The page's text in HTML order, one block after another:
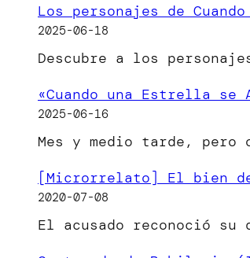
Los personajes de
2025-06-18
Descubre a los
«Cuando una Estrella
2025-06-16
Mes y medio tarde,
[Microrrelato] El bien
2020-07-08
El acusado reconoció